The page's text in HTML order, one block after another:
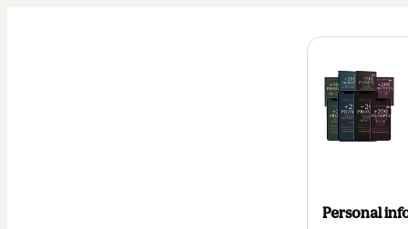
Personal